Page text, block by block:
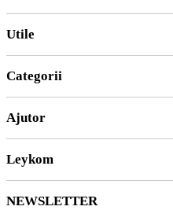
Utile
Parteneri
Categorii
Echipamente și
Ambalare
Ajutor
Contact
Leykom
Despre noi
NEWSLETTER